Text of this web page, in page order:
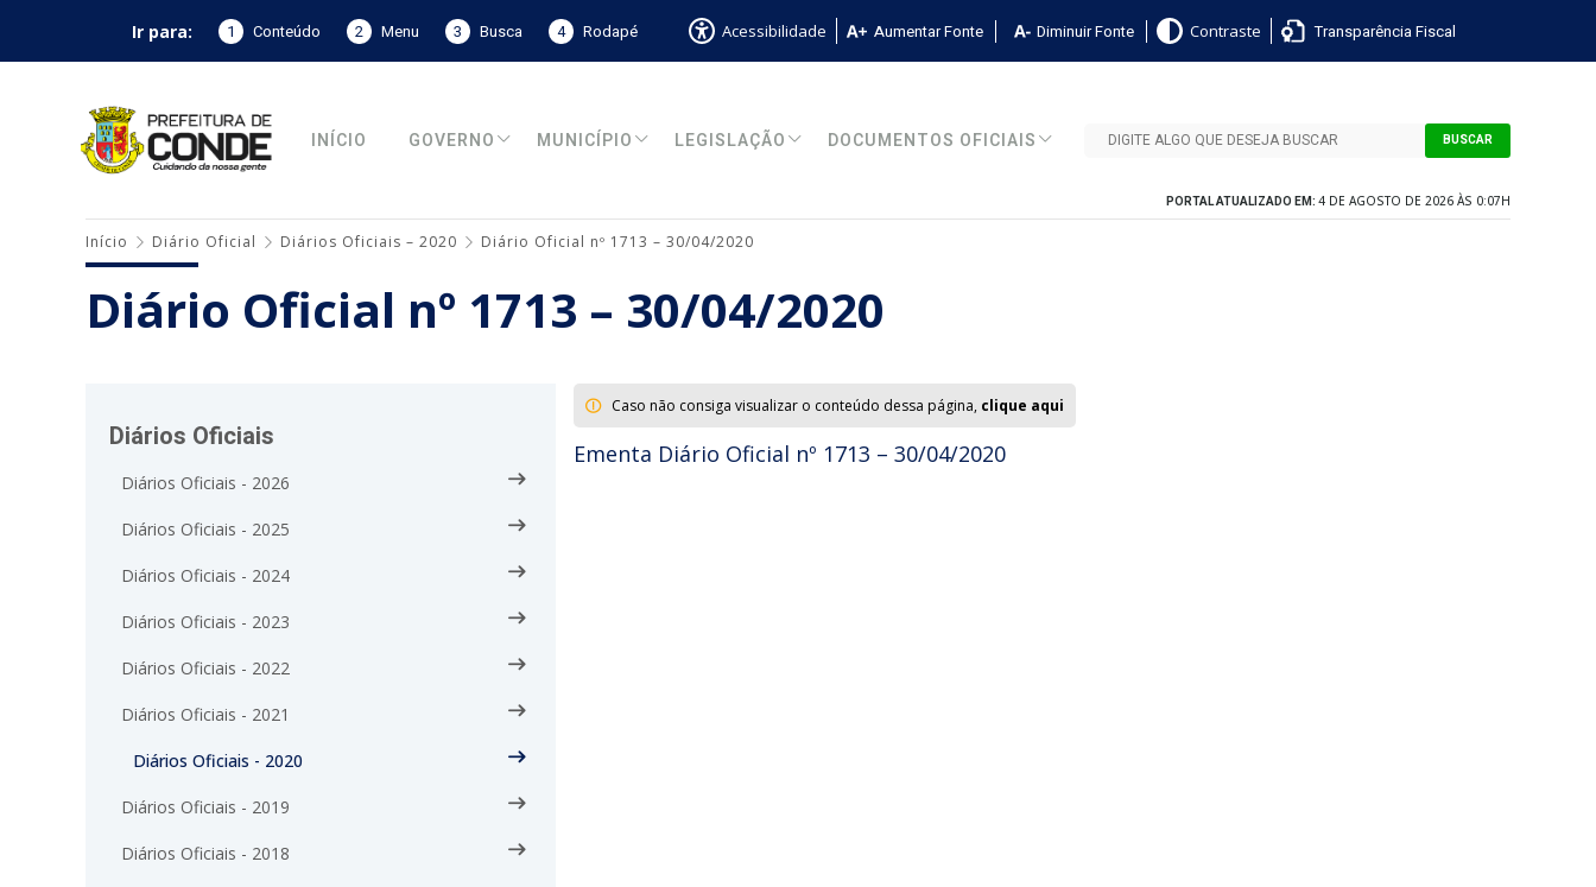
Ir para: 1 Conteúdo 2 Menu 3 Busca 4 Rodapé Acessibilidade Aumentar Fonte Diminuir Fonte Contraste Transparência Fiscal
INÍCIO GOVERNO MUNICÍPIO LEGISLAÇÃO DOCUMENTOS OFICIAIS BUSCAR
PORTAL ATUALIZADO EM: 4 DE AGOSTO DE 2026 ÀS 0:07H
Início Diário Oficial Diários Oficiais – 2020 Diário Oficial nº 1713 – 30/04/2020
Diário Oficial nº 1713 – 30/04/2020
Diários Oficiais
Diários Oficiais - 2026
Diários Oficiais - 2025
Diários Oficiais - 2024
Diários Oficiais - 2023
Diários Oficiais - 2022
Diários Oficiais - 2021
Diários Oficiais - 2020
Diários Oficiais - 2019
Diários Oficiais - 2018
Caso não consiga visualizar o conteúdo dessa página, clique aqui
Ementa Diário Oficial nº 1713 – 30/04/2020